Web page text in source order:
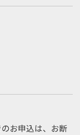
お申込は、お断